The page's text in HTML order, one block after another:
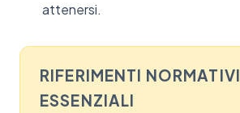
attenersi.
RIFERIMENTI NORMATIVI
ESSENZIALI